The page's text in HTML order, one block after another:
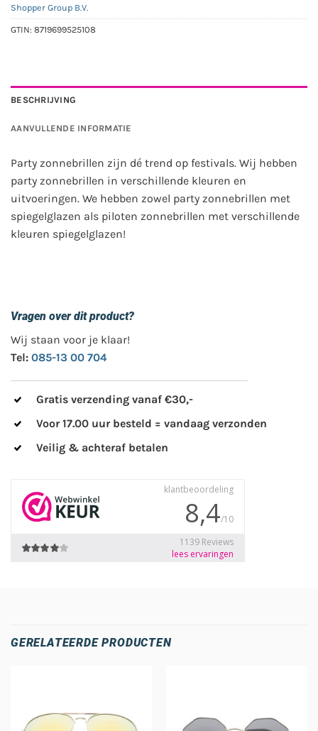
Shopper Group B.V.
GTIN: 8719699525108
BESCHRIJVING
AANVULLENDE INFORMATIE
Party zonnebrillen zijn dé trend op festivals. Wij hebben
party zonnebrillen in verschillende kleuren en
uitvoeringen. We hebben zowel party zonnebrillen met
spiegelglazen als piloten zonnebrillen met verschillende
kleuren spiegelglazen!
Vragen over dit product?
Wij staan voor je klaar!
Tel: 085-13 00 704
Gratis verzending vanaf €30,-
Voor 17.00 uur besteld = vandaag verzonden
Veilig & achteraf betalen
GERELATEERDE PRODUCTEN